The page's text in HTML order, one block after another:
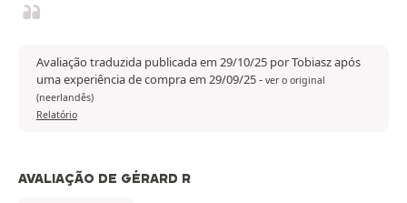
Avaliação traduzida publicada em 29/10/25 por Tobiasz após
uma experiência de compra em 29/09/25- ver o original
(neerlandês)
Relatório
AVALIAÇÃO DE GÉRARD R